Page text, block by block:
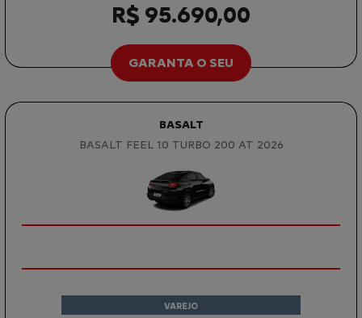
R$ 95.690,00
GARANTA O SEU
BASALT
BASALT FEEL 1.0 TURBO 200 AT 2026
VAREJO